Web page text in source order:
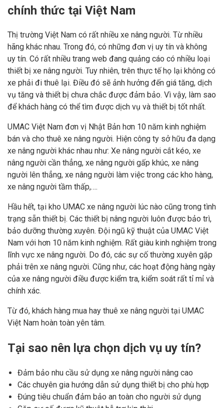
chính thức tại Việt Nam
Thị trường Việt Nam có rất nhiều xe nâng người. Từ nhiều
hãng khác nhau. Trong đó, có những đơn vị uy tín và không
uy tín. Có rất nhiều trang web đang quảng cáo có nhiều loại
thiết bị xe nâng người. Tuy nhiên, trên thực tế họ lại không có
xe phải đi thuê lại. Điều đó sẽ ảnh hưởng đến giá tăng, dịch
vụ tăng và thiết bị chưa chắc được đảm bảo. Vì vậy, làm sao
để khách hàng có thể tìm được dịch vụ và thiết bị tốt nhất.
UMAC Việt Nam đơn vị Nhật Bản hơn 10 năm kinh nghiệm
bán và cho thuê xe nâng người. Hiện công ty sở hữu đa dạng
xe nâng người khác nhau như: Xe nâng người cắt kéo, xe
nâng người cần thẳng, xe nâng người gấp khúc, xe nâng
người lên thẳng, xe nâng người làm việc trong các kho hàng,
xe nâng người tầm thấp,….
Hầu hết, tại kho UMAC xe nâng người lúc nào cũng trong tình
trạng sẵn thiết bị. Các thiết bị nâng người luôn được bảo trì,
bảo dưỡng thường xuyên. Đội ngũ kỹ thuật của UMAC Việt
Nam với hơn 10 năm kinh nghiệm. Rất giàu kinh nghiệm trong
lĩnh vực xe nâng người. Do đó, các sự cố thường xuyên gặp
phải trên xe nâng người. Cũng như, các hoạt động hàng ngày
của xe nâng người điều được kiểm tra, kiểm soát rất tỉ mỉ và
chính xác.
Từ đó, khách hàng mua hay thuê xe nâng người tại UMAC
Việt Nam hoàn toàn yên tâm.
Tại sao nên lựa chọn dịch vụ uy tín?
Đảm bảo nhu cầu sử dụng xe nâng người nâng cao
Các chuyên gia hướng dẫn sử dụng thiết bị cho phù hợp
Đúng tiêu chuẩn đảm bảo an toàn cho người sử dụng